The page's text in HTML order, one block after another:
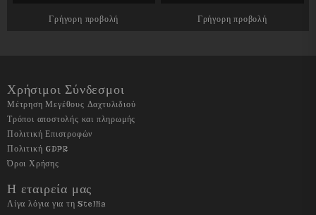
Γρήγορη προβολή Γρήγορη προβολή
Χρήσιμοι Σύνδεσμοι
Μέτρηση Μεγέθους Δαχτυλιδιού
Τρόποι αποστολής και πληρωμής
Πολιτική Επιστροφών
Πολιτική GDPR
Όροι Χρήσης
Η εταιρεία μας
Λίγα λόγια για τη Stellia